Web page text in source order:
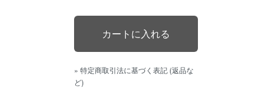
» 特定商取引法に基づく表記 (返品な
ど)